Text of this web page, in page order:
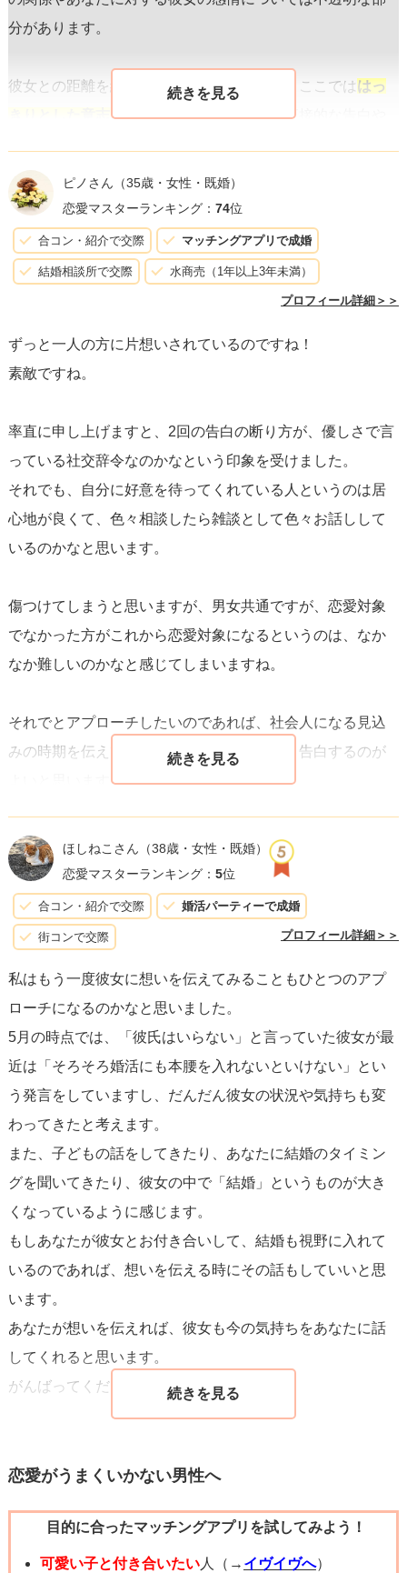
分があります。
彼女との距離を縮め、関係を深めたい場合、ここでははっ
きりとした意志表示が重要です。ただし、直接的な告白や
しつつも、自分の気持ちや今後の関係について真剣に考え
ていることを伝える良い機会となりえます。
具体的には、次回2人で飲みに行く際や、リラックスできる
場所での会話の中で、彼女の将来についての話題をもう一
いうポジションから、彼女の理想とする将来像に自分がど
う関われるか
を、より深く理解する努力をすることも大切です。
同時に、彼女が「子供は3人くらい欲しい」「子供にはピア
ノを習わせたい」といった家庭に対する価値観を明かして
いることから、彼女の人生設計において重要なポイントが
雑談ではなく、彼女がパートナーに期待する属性や価値観
を反映している可能性が高いです。したがって、あなたが
これらの価値観を共有し、支持する姿勢を示すことで、彼
う。
最後に、彼女が理想とするパートナーが「年上で余裕のあ
る人」と言っていることにも注目してください。学生であ
る現在の状況を変えることは難しいかもしれませんが、
神的な成熟度や将来への計画の提示
で、彼女が求める「余
裕のある人」の条件を満たすことは可能です。
の未来にどのようにフィットするかを考え、自分の長所や
魅力をアピールしていくことが重要です。無理に今すぐの
結論を急がず、自分の真摯な意志を伝え、じっくりと関係
を育てていくことをお勧めします。
ピノさん （35歳・女性・既婚）
恋愛マスターランキング： 74位
合コン・紹介で交際 マッチングアプリで成婚
結婚相談所で交際 水商売（1年以上3年未満）
プロフィール詳細＞＞
ずっと一人の方に片想いされているのですね！
素敵ですね。
率直に申し上げますと、2回の告白の断り方が、優しさで言
っている社交辞令なのかなという印象を受けました。
それでも、自分に好意を待ってくれている人というのは居
心地が良くて、色々相談したら雑談として色々お話しして
いるのかなと思います。
傷つけてしまうと思いますが、男女共通ですが、恋愛対象
でなかった方がこれから恋愛対象になるというのは、なか
なか難しいのかなと感じてしまいますね。
それでとアプローチしたいのであれば、社会人になる見込
みの時期を伝えて、それまで待ってほしいと告白するのが
よいと思います。
女の心を響かせることができるかが問題ですね。
がんばってくださいね。
ほしねこさん （38歳・女性・既婚）
恋愛マスターランキング： 5位
合コン・紹介で交際 婚活パーティーで成婚
街コンで交際 プロフィール詳細＞＞
私はもう一度彼女に想いを伝えてみることもひとつのアプ
ローチになるのかなと思いました。
5月の時点では、「彼氏はいらない」と言っていた彼女が最
近は「そろそろ婚活にも本腰を入れないといけない」とい
う発言をしていますし、だんだん彼女の状況や気持ちも変
わってきたと考えます。
また、子どもの話をしてきたり、あなたに結婚のタイミン
グを聞いてきたり、彼女の中で「結婚」というものが大き
くなっているように感じます。
もしあなたが彼女とお付き合いして、結婚も視野に入れて
いるのであれば、想いを伝える時にその話もしていいと思
います。
あなたが想いを伝えれば、彼女も今の気持ちをあなたに話
してくれると思います。
がんばってください！
恋愛がうまくいかない男性へ
目的に合ったマッチングアプリを試してみよう！
可愛い子と付き合いたい人（→ イヴイヴへ）